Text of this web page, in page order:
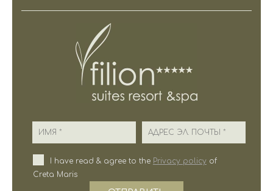
Имя Адрес эл. почты
I have read & agree to the Privacy policyof
Creta Maris